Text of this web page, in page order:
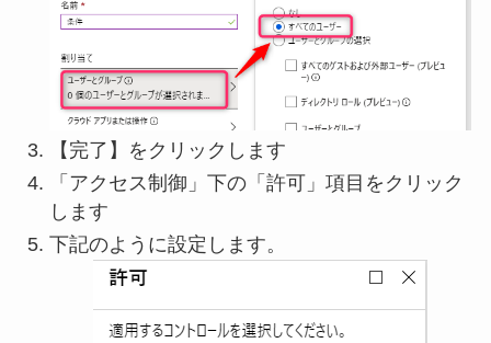
【完了】をクリックします
「アクセス制御」下の「許可」項目をクリック
します
下記のように設定します。